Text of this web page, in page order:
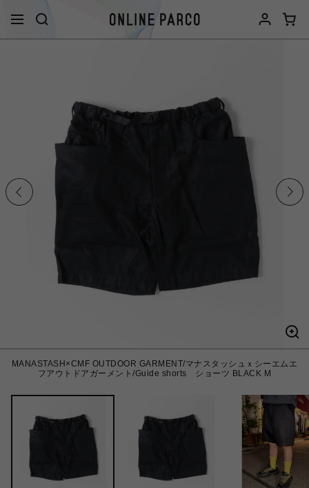
MANASTASH×CMF OUTDOOR GARMENT/マナスタッシュｘシーエムエ
フアウトドアガーメント/Guide shorts ショーツ BLACK M